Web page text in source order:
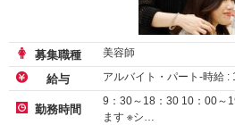
募集職種 美容師
給与 アルバイト・パート-時給 :
勤務時間
9：30～18：30 10：00～19：00 ※店舗により
ます ※シ…